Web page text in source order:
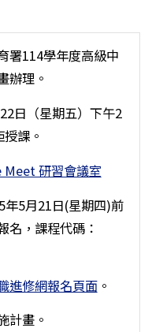
署114學年度高級中
辦理。
日（星期五）下午2
課。
Meet 研習會議室
5月21日(星期四)前
名，課程代碼：
進修網報名頁面。
計畫。